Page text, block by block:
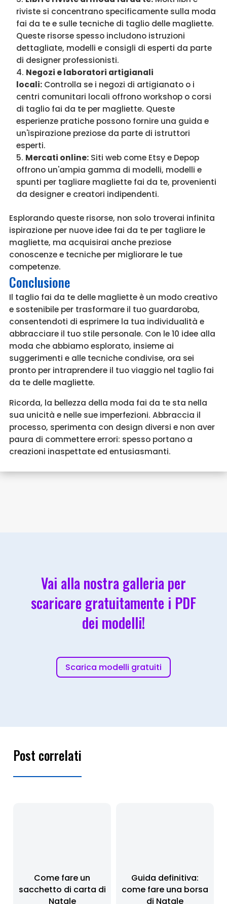
riviste si concentrano specificamente sulla moda
fai da te e sulle tecniche di taglio delle magliette.
Queste risorse spesso includono istruzioni
dettagliate, modelli e consigli di esperti da parte
di designer professionisti.
Negozi e laboratori artigianali
locali: Controlla se i negozi di artigianato o i
centri comunitari locali offrono workshop o corsi
di taglio fai da te per magliette. Queste
esperienze pratiche possono fornire una guida e
un'ispirazione preziose da parte di istruttori
esperti.
Mercati online: Siti web come Etsy e Depop
offrono un'ampia gamma di modelli, modelli e
spunti per tagliare magliette fai da te, provenienti
da designer e creatori indipendenti.
Esplorando queste risorse, non solo troverai infinita
ispirazione per nuove idee fai da te per tagliare le
magliette, ma acquisirai anche preziose
conoscenze e tecniche per migliorare le tue
competenze.
Conclusione
Il taglio fai da te delle magliette è un modo creativo
e sostenibile per trasformare il tuo guardaroba,
consentendoti di esprimere la tua individualità e
abbracciare il tuo stile personale. Con le 10 idee alla
moda che abbiamo esplorato, insieme ai
suggerimenti e alle tecniche condivise, ora sei
pronto per intraprendere il tuo viaggio nel taglio fai
da te delle magliette.
Ricorda, la bellezza della moda fai da te sta nella
sua unicità e nelle sue imperfezioni. Abbraccia il
processo, sperimenta con design diversi e non aver
paura di commettere errori: spesso portano a
creazioni inaspettate ed entusiasmanti.
Vai alla nostra galleria per
scaricare gratuitamente i PDF
dei modelli!
Scarica modelli gratuiti
Post correlati
Come fare un
sacchetto di carta di
Natale
Guida definitiva:
come fare una borsa
di Natale